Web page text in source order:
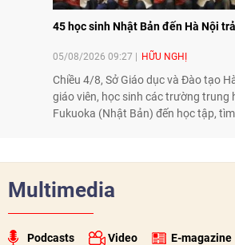
45 học sinh Nhật Bản đến Hà Nội
05/08/2026 09:27 HỮU NGHỊ
Chiều 4/8, Sở Giáo dục và Đào tạo
giáo viên, học sinh các trường trung
Fukuoka (Nhật Bản) đến học tập,
Multimedia
Podcasts Video E-magazine